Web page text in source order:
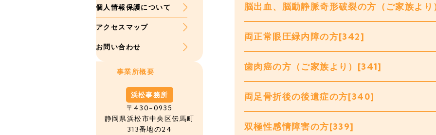
脳出血、脳動静脈奇形破裂の方（ご家族よ
両正常眼圧緑内障の方[342]
歯肉癌の方（ご家族より）[341]
両足骨折後の後遺症の方[340]
双極性感情障害の方[339]
個人情報保護について
アクセスマップ
お問い合わせ
事業所概要
浜松事務所
〒430-0935
静岡県浜松市中央区伝馬町
313番地の24